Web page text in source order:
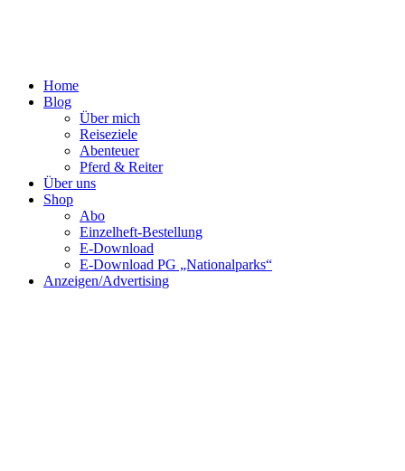
Home
Blog
Über mich
Reiseziele
Abenteuer
Pferd & Reiter
Über uns
Shop
Abo
Einzelheft-Bestellung
E-Download
E-Download PG „Nationalparks“
Anzeigen/Advertising